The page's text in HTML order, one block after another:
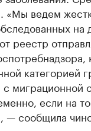
«Мы ведем
на
реестр
категорией
миграционной
если на
— сообщила